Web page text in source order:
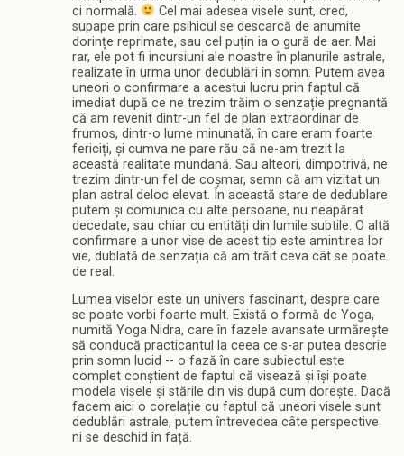
ci normală.
Cel mai adesea visele sunt, cred,
supape prin care psihicul se descarcă de anumite
dorințe reprimate, sau cel puțin ia o gură de aer. Mai
rar, ele pot fi incursiuni ale noastre în planurile astrale,
realizate în urma unor dedublări în somn. Putem avea
uneori o confirmare a acestui lucru prin faptul că
imediat după ce ne trezim trăim o senzație pregnantă
că am revenit dintr-un fel de plan extraordinar de
frumos, dintr-o lume minunată, în care eram foarte
fericiți, și cumva ne pare rău că ne-am trezit la
această realitate mundană. Sau alteori, dimpotrivă, ne
trezim dintr-un fel de coșmar, semn că am vizitat un
plan astral deloc elevat. În această stare de dedublare
putem și comunica cu alte persoane, nu neapărat
decedate, sau chiar cu entități din lumile subtile. O altă
confirmare a unor vise de acest tip este amintirea lor
vie, dublată de senzația că am trăit ceva cât se poate
de real.
Lumea viselor este un univers fascinant, despre care
se poate vorbi foarte mult. Există o formă de Yoga,
numită Yoga Nidra, care în fazele avansate urmărește
să conducă practicantul la ceea ce s-ar putea descrie
prin somn lucid -- o fază în care subiectul este
complet conștient de faptul că visează și își poate
modela visele și stările din vis după cum dorește. Dacă
facem aici o corelație cu faptul că uneori visele sunt
dedublări astrale, putem întrevedea câte perspective
ni se deschid în față.